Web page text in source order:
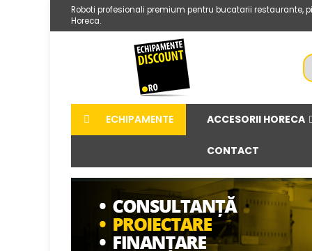
Roboti profesionali premium pentru bucatarii restaurante,
Horeca.
ECHIPAMENTE ACCESORII HORECA
CONTACT